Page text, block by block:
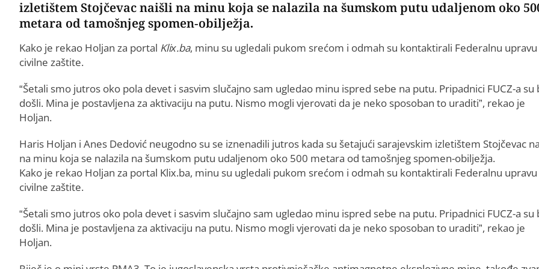
izletištem Stojčevac naišli na minu koja se nalazila na šumskom putu udaljenom oko
metara od tamošnjeg spomen-obilježja.
Kako je rekao Holjan za portal Klix.ba, minu su ugledali pukom srećom i odmah su kontaktirali Federalnu upravu
civilne zaštite.
“Šetali smo jutros oko pola devet i sasvim slučajno sam ugledao minu ispred sebe na putu. Pripadnici FUCZ-a su
došli. Mina je postavljena za aktivaciju na putu. Nismo mogli vjerovati da je neko sposoban to uraditi”, rekao je
Holjan.
Haris Holjan i Anes Dedović neugodno su se iznenadili jutros kada su šetajući sarajevskim izletištem Stojčevac
na minu koja se nalazila na šumskom putu udaljenom oko 500 metara od tamošnjeg spomen-obilježja.
Kako je rekao Holjan za portal Klix.ba, minu su ugledali pukom srećom i odmah su kontaktirali Federalnu upravu
civilne zaštite.
“Šetali smo jutros oko pola devet i sasvim slučajno sam ugledao minu ispred sebe na putu. Pripadnici FUCZ-a su
došli. Mina je postavljena za aktivaciju na putu. Nismo mogli vjerovati da je neko sposoban to uraditi”, rekao je
Holjan.